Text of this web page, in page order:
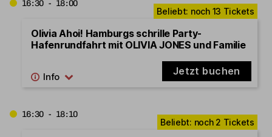
16:30 - 18:00
Olivia Ahoi! Hamburgs schrille Party-
Hafenrundfahrt mit OLIVIA JONES und Familie
Jetzt buchen
16:30 - 18:10